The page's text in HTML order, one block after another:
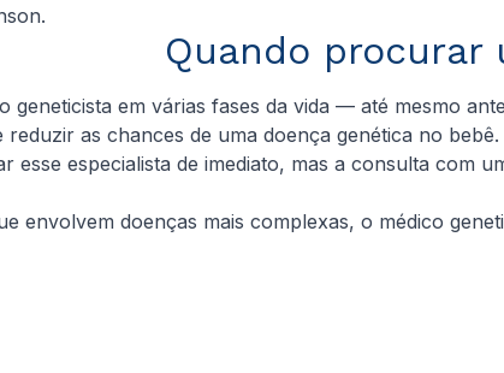
Quando procurar
geneticista em várias fases da vida — até mesmo
as chances de uma doença genética no bebê.
esse especialista de imediato, mas a consulta
envolvem doenças mais complexas, o médico